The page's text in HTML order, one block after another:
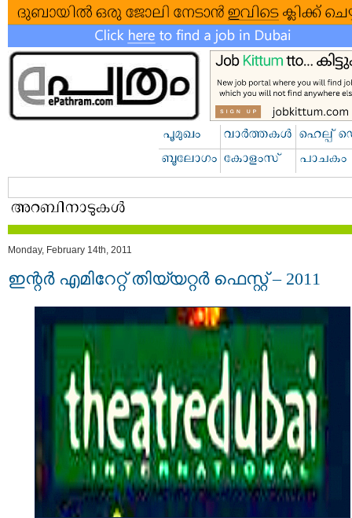
Monday, February 14th, 2011
ഇന്റര്‍ എമിറേറ്റ് തിയ്യറ്റര്‍ ഫെസ്റ്റ് – 2011